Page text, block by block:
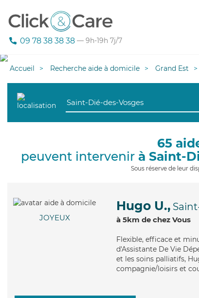
09 78 38 38 38 — 9h-19h 7j/7
Accueil Recherche aide à domicile Grand Est
65
peuvent intervenir à Saint-
Sous réserve de leur
JOYEUX
Hugo U.,
à 5km de chez Vous
Flexible, efficace et
d'Assistante De Vie
et les soins palliatifs,
compagnie/loisirs et